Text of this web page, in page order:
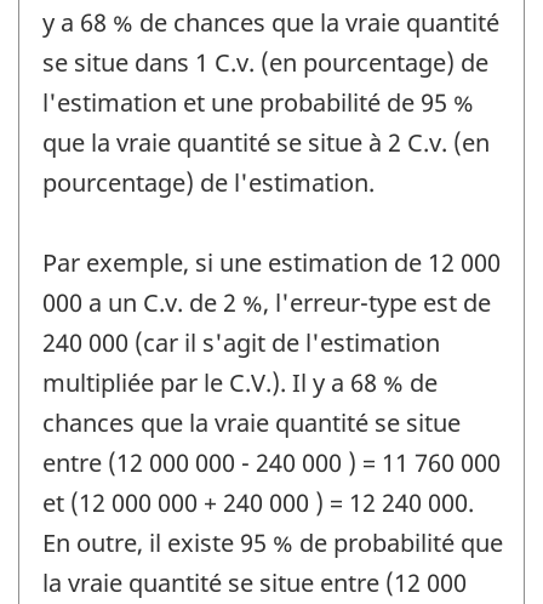
y a 68 % de chances que la vraie quantité
se situe dans 1 C.v. (en pourcentage) de
l'estimation et une probabilité de 95 %
que la vraie quantité se situe à 2 C.v. (en
pourcentage) de l'estimation.
Par exemple, si une estimation de 12 000
000 a un C.v. de 2 %, l'erreur-type est de
240 000 (car il s'agit de l'estimation
multipliée par le C.V.). Il y a 68 % de
chances que la vraie quantité se situe
entre (12 000 000 - 240 000 ) = 11 760 000
et (12 000 000 + 240 000 ) = 12 240 000.
En outre, il existe 95 % de probabilité que
la vraie quantité se situe entre (12 000